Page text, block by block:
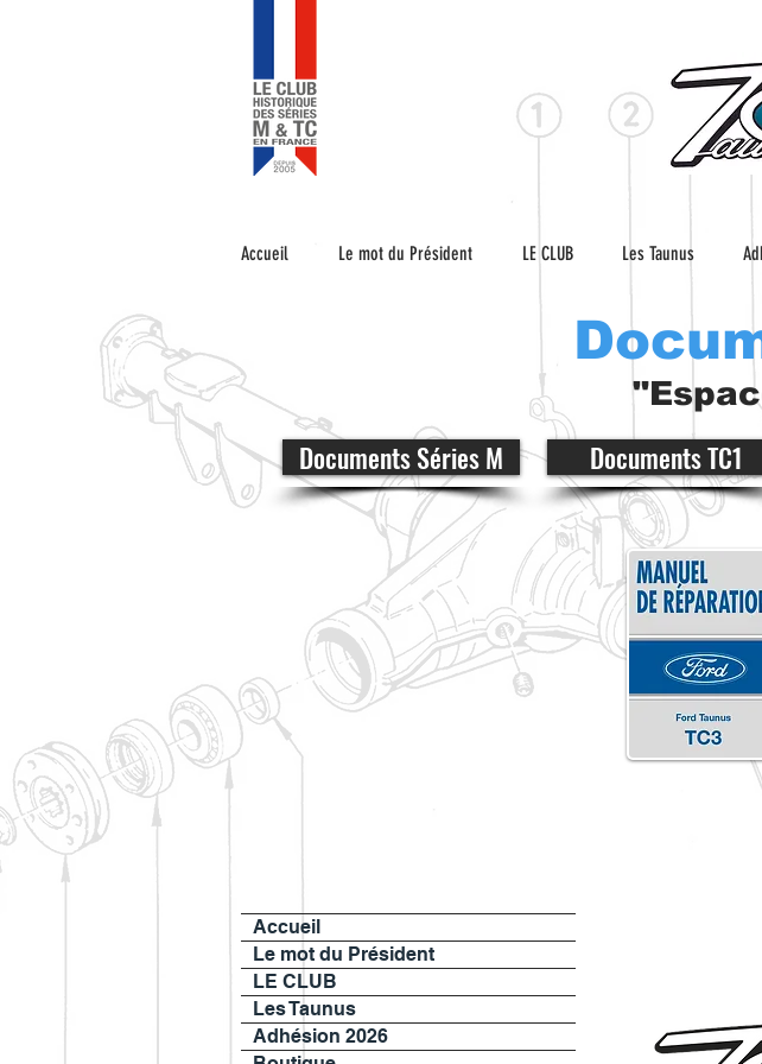
Accueil Le mot du Président LE CLUB Les Taunus
Documents Séries M Documents TC1
Accueil
Le mot du Président
LE CLUB
Les Taunus
Adhésion 2026